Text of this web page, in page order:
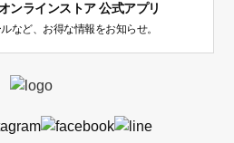
ンラインストア 公式アプリ
など、お得な情報をお知らせ。